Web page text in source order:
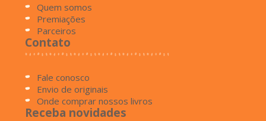
Quem somos
Premiações
Parceiros
Contato
Fale conosco
Envio de originais
Onde comprar nossos livros
Receba novidades